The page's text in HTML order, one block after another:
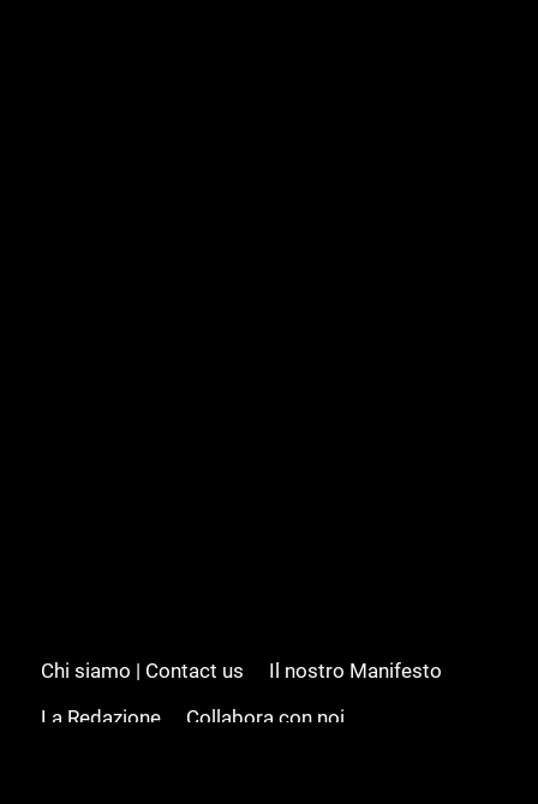
Chi siamo | Contact us
Il nostro Manifesto
La Redazione
Collabora con noi